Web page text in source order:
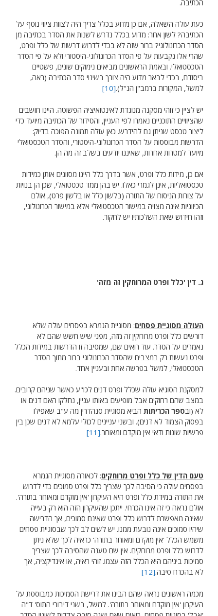
הכתיבה.
כעת עולה השאלה, אם כן מדוע בכלל צריך היה לצוות ציווי נוסף על
הכתיבה? לשון אחר: מדוע בכלל נדרש לשנות את הסדר בכתיבה מן
הסדר הכרונולוגי? ברור שזה לא בכדי לדרוש דרשות של כלל ופרט,
שהרי אלו נקבעות על פי הסדר הכרונולוגי-היסטורי ולא על פי הסדר
הטכסטואלי. ובאמת הראשונים מביאים נימוקים שונים, פשטיים
ביסודם, בכדי לבאר מדוע היה צורך בשינוי סדר הכתיבה (ראה,
למשל, המקורות ברמב"ן הנ"ל).[10]
יש לציין כי זוהי מסקנה מנוגדת לאינטואיציה הפשוטה. היינו חושבים
שהציוויים התוכניים נאמרו לפי העניין, והסידור של הכתיבה מיועד כדי
ליצור טכסט שניתן גם להידרש. כאן עולה תמונה הפוכה בדיוק:
הדרשות מבוססות על הסדר הכרונולוגי-היסטורי, והסדר הטכסטואלי
מיועד למטרות אחרות, שאיננו יודעים בשלב זה מה הן.
אם כן, מידות כלל ופרט, אשר בדרך כלל היינו מסווגים אותן כמידות
טכסטואליות, אינן לגמרי כאלו. יש בהן ממד טכסטואלי, שכן הן בנויות
על צורות הניסוח של התורה (בלשון כלל או בלשון פרט), אולם
הכיווניות אינה מצויה במישור הטכסטואלי אלא במישור הכרונולוגי,
וזהו חידוש שאת השלכותיו יש לחקור.
ג. דין 'כלל ופרט המרוחקין זה מזה'
העולה מסוגיית פסחים: מסוגיית הגמרא בפסחים עולה שלא
דורשים כלל ופרט מרוחקין זה מזה, מפני שיש חשש שהם לא
נאמרים על הסדר. עוד רואים שם, שמסיבה זו הדרשות במידות הכלל
ופרט נעשות רק במצבים שהסדר הכרונולוגי ברור מתוך הסדר
הטכסטואלי, למשל בפרשה אחת ובעניין אחד.
למסקנת הסוגיא עולה שכלל ופרט דנים לכו"ע כאשר שניהם קרובים.
במצב שהם רחוקים אבל מופיעים באותו עניין, נחלקו האם דנים או
לא (ובספר הכריתות הביא מסוגיית סנהדרין מה ע"ב שאפילו
בפסוק הצמוד לא דנים). ובשני עניינים לכולי עלמא לא דנים שכן בין
פרשיות שונות ודאי אין מוקדם ומאוחר.[11]
טעם הדין של כלל ופרט מרוחקים: לכאורה מסוגיית הגמרא
בפסחים עולה כי הסיבה לכך שצריך כלל ופרט סמוכים כדי לדרוש
את התורה במידת כלל ופרט היא העיקרון 'אין מוקדם ומאוחר בתורה'.
אולם נראה כי זה אינו הכרחי. ייתכן שהעיקרון הזה הוא רק בעייה
שאינה מאפשרת לדרוש כלל ופרט שאינם סמוכים, אך הדרישה
שיהיו סמוכים אינה נובעת ממנו. יש לשים לב לכך שבסוגיית פסחים
משמש הכלל 'אין מוקדם ומאוחר בתורה' כראיה לכך שלא ניתן
לדרוש כלל ופרט מרוחקים. אין שם טענה שהסיבה לכך שצריך
סמיכות ביניהם היא הכלל הזה עצמו. זוהי ראיה, או אינדיקציה, אך
לא בהכרח סיבה.[12]
מכמה ראשונים נראה שהם הבינו את דרישת הסמיכות כמבוססת על
העיקרון 'אין מוקדם ומאוחר בתורה'. למשל, בשני דיבורי התוס' ד"ה